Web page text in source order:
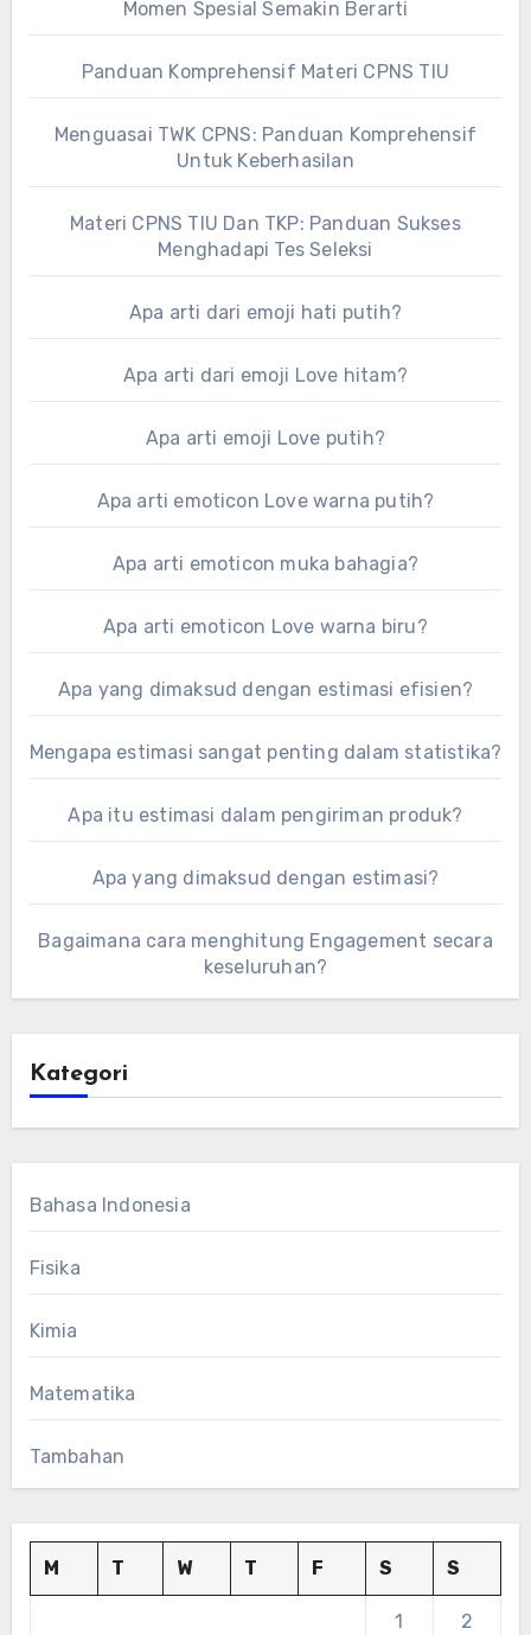
Momen Spesial Semakin Berarti
Panduan Komprehensif Materi CPNS TIU
Menguasai TWK CPNS: Panduan Komprehensif
Untuk Keberhasilan
Materi CPNS TIU Dan TKP: Panduan Sukses
Menghadapi Tes Seleksi
Apa arti dari emoji hati putih?
Apa arti dari emoji Love hitam?
Apa arti emoji Love putih?
Apa arti emoticon Love warna putih?
Apa arti emoticon muka bahagia?
Apa arti emoticon Love warna biru?
Apa yang dimaksud dengan estimasi efisien?
Mengapa estimasi sangat penting dalam statistika?
Apa itu estimasi dalam pengiriman produk?
Apa yang dimaksud dengan estimasi?
Bagaimana cara menghitung Engagement secara
keseluruhan?
Kategori
Bahasa Indonesia
Fisika
Kimia
Matematika
Tambahan
M T W T F S S
1 2